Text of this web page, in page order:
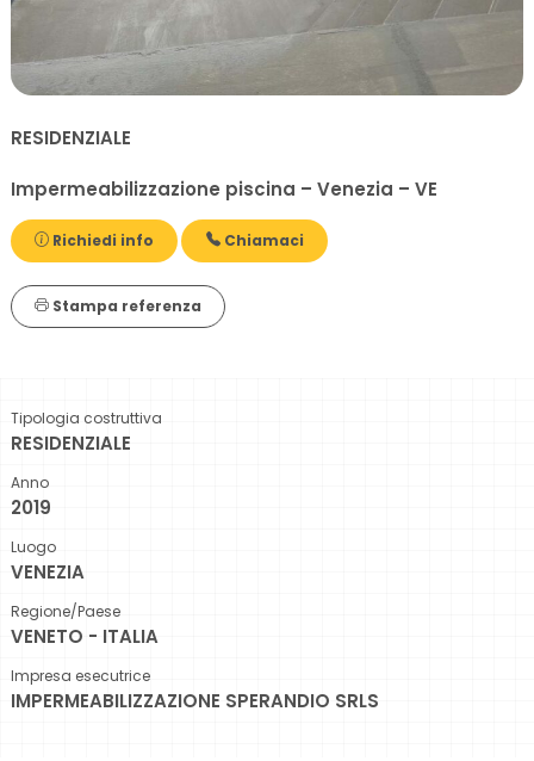
RESIDENZIALE
Impermeabilizzazione piscina – Venezia – VE
Richiedi info Chiamaci
Stampa referenza
Tipologia costruttiva
RESIDENZIALE
Anno
2019
Luogo
VENEZIA
Regione/Paese
VENETO - ITALIA
Impresa esecutrice
IMPERMEABILIZZAZIONE SPERANDIO SRLS